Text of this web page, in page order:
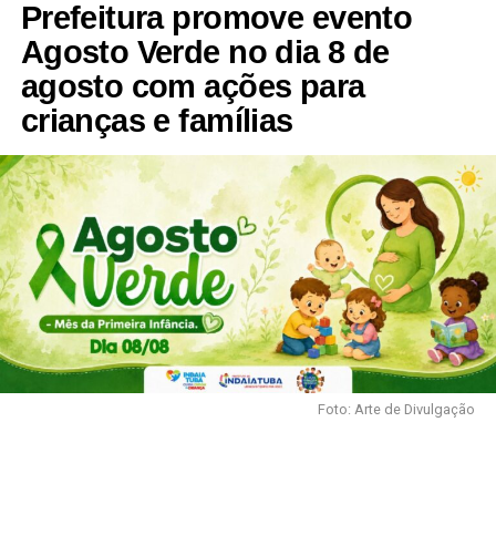
Prefeitura promove evento
Agosto Verde no dia 8 de
agosto com ações para
crianças e famílias
Foto: Arte de Divulgação